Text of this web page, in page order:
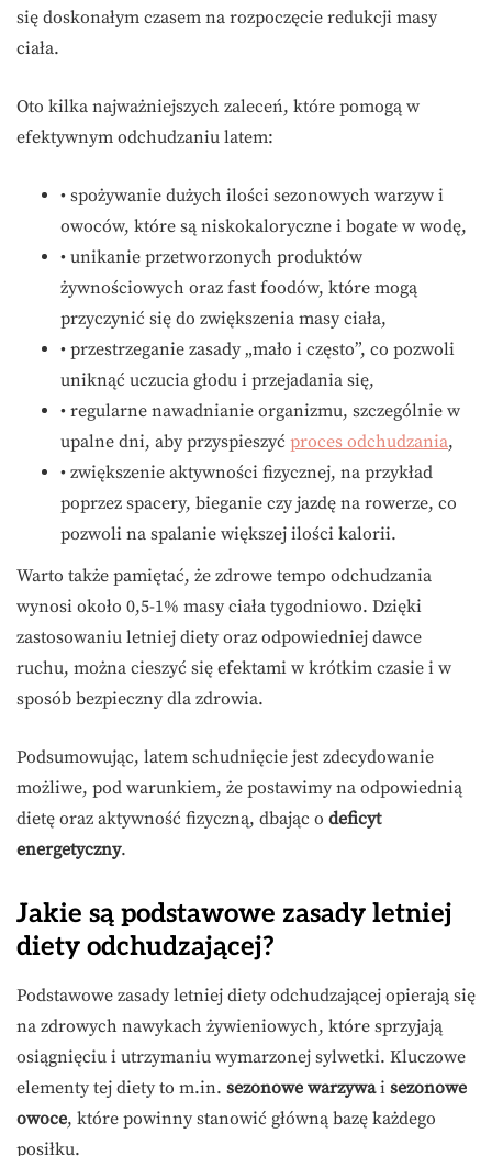
się doskonałym czasem na rozpoczęcie redukcji masy
ciała.
Oto kilka najważniejszych zaleceń, które pomogą w
efektywnym odchudzaniu latem:
• spożywanie dużych ilości sezonowych warzyw i
owoców, które są niskokaloryczne i bogate w wodę,
• unikanie przetworzonych produktów
żywnościowych oraz fast foodów, które mogą
przyczynić się do zwiększenia masy ciała,
• przestrzeganie zasady „mało i często”, co pozwoli
uniknąć uczucia głodu i przejadania się,
• regularne nawadnianie organizmu, szczególnie w
upalne dni, aby przyspieszyć proces odchudzania,
• zwiększenie aktywności fizycznej, na przykład
poprzez spacery, bieganie czy jazdę na rowerze, co
pozwoli na spalanie większej ilości kalorii.
Warto także pamiętać, że zdrowe tempo odchudzania
wynosi około 0,5-1% masy ciała tygodniowo. Dzięki
zastosowaniu letniej diety oraz odpowiedniej dawce
ruchu, można cieszyć się efektami w krótkim czasie i w
sposób bezpieczny dla zdrowia.
Podsumowując, latem schudnięcie jest zdecydowanie
możliwe, pod warunkiem, że postawimy na odpowiednią
dietę oraz aktywność fizyczną, dbając o deficyt
energetyczny.
Jakie są podstawowe zasady letniej
diety odchudzającej?
Podstawowe zasady letniej diety odchudzającej opierają się
na zdrowych nawykach żywieniowych, które sprzyjają
osiągnięciu i utrzymaniu wymarzonej sylwetki. Kluczowe
elementy tej diety to m.in. sezonowe warzywai sezonowe
owoce, które powinny stanowić główną bazę każdego
posiłku.